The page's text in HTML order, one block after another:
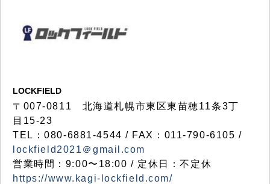
LOCKFIELD
〒007-0811 北海道札幌市東区東苗穂11条3丁
目15-23
TEL：080-6881-4544 / FAX：011-790-6105 /
lockfield2021＠gmail.com
営業時間：9:00〜18:00 / 定休日：不定休
https://www.kagi-lockfield.com/